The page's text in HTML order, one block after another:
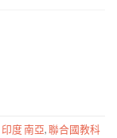
印度 南亞,聯合國教科